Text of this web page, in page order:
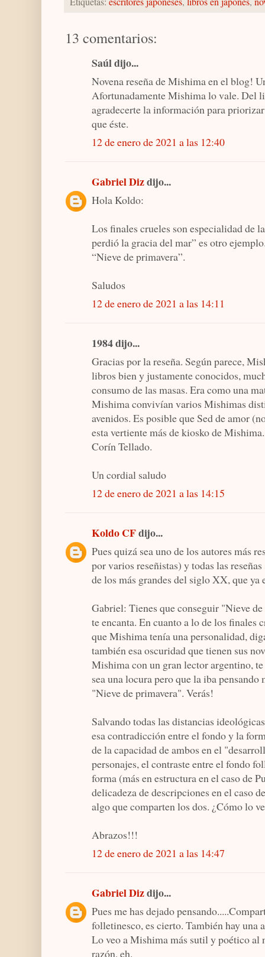
13 comentarios:
Saúl dijo...
Novena reseña de Mishima en el blog!
Afortunadamente Mishima lo vale. Del
agradecerte la información para
que éste.
12 de enero de 2021 a las 12:40
Gabriel Dizdijo...
Hola Koldo:
Los finales crueles son especialidad de
perdió la gracia del mar” es otro
“Nieve de primavera”.
Saludos
12 de enero de 2021 a las 14:11
1984 dijo...
Gracias por la reseña. Según parece,
libros bien y justamente conocidos,
consumo de las masas. Era como una
Mishima convivían varios Mishimas
avenidos. Es posible que Sed de amor
esta vertiente más de kiosko de
Corín Tellado.
Un cordial saludo
12 de enero de 2021 a las 14:15
Koldo CFdijo...
Pues quizá sea uno de los autores más
por varios reseñistas) y todas las
de los más grandes del siglo XX, que ya
Gabriel: Tienes que conseguir "Nieve
te encanta. En cuanto a lo de los finales
que Mishima tenía una personalidad,
también esa oscuridad que tienen sus
Mishima con un gran lector argentino,
sea una locura pero que la iba
"Nieve de primavera". Verás!
Salvando todas las distancias
esa contradicción entre el fondo y la
de la capacidad de ambos en el
personajes, el contraste entre el fondo
forma (más en estructura en el caso de
delicadeza de descripciones en el caso
algo que comparten los dos. ¿Cómo lo
Abrazos!!!
12 de enero de 2021 a las 14:47
Gabriel Dizdijo...
Pues me has dejado
folletinesco, es cierto. También hay una
Lo veo a Mishima más sutil y poético al
razón, eh.